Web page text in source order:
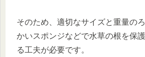
そのため、適切なサイズと重量の
かいスポンジなどで水草の根を保
る工夫が必要です。